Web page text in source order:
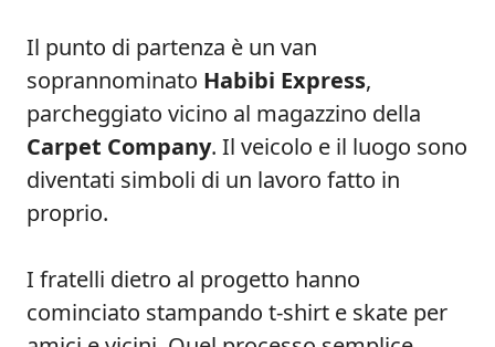
Il punto di partenza è un van
soprannominato Habibi Express,
parcheggiato vicino al magazzino della
Carpet Company. Il veicolo e il luogo sono
diventati simboli di un lavoro fatto in
proprio.
I fratelli dietro al progetto hanno
cominciato stampando t-shirt e skate per